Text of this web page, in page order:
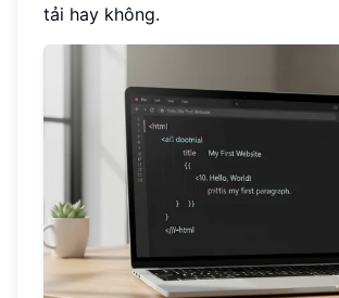
tải hay không.